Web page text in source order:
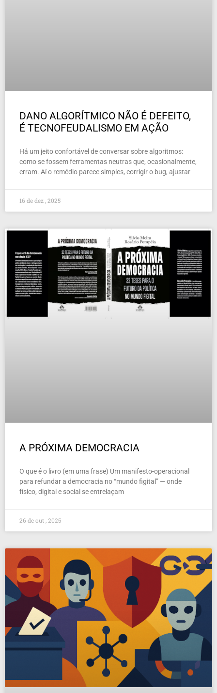
DANO ALGORÍTMICO NÃO É DEFEITO,
É TECNOFEUDALISMO EM AÇÃO
Há um jeito confortável de conversar sobre algoritmos:
como se fossem ferramentas neutras que, ocasionalmente,
erram. Aí o remédio parece simples, corrigir o bug, ajustar
16 de dez , 2025
A PRÓXIMA DEMOCRACIA
O que é o livro (em uma frase) Um manifesto-operacional
para refundar a democracia no “mundo figital” — onde
físico, digital e social se entrelaçam
26 de out , 2025